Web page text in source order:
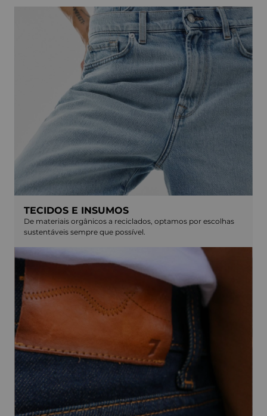
TECIDOS E INSUMOS
De materiais orgânicos a reciclados, optamos por escolhas
sustentáveis sempre que possível.